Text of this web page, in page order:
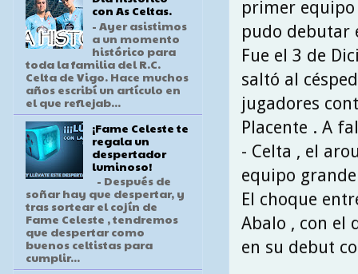
primer equipo
pudo debutar
Fue el 3 de
saltó al
jugadores
Placente . A
- Celta , el
equipo
El choque
Abalo , con el
en su debut
con As Celtas.
- Ayer asistimos
a un momento
histórico para
toda la familia del R.C.
Celta de Vigo. Hace muchos
años escribí un artículo en
el que reflejab...
¡Fame Celeste te
regala un
despertador
luminoso!
- Después de
soñar hay que despertar, y
tras sortear el cojín de
Fame Celeste , tendremos
que despertar como
buenos celtistas para
cumplir...